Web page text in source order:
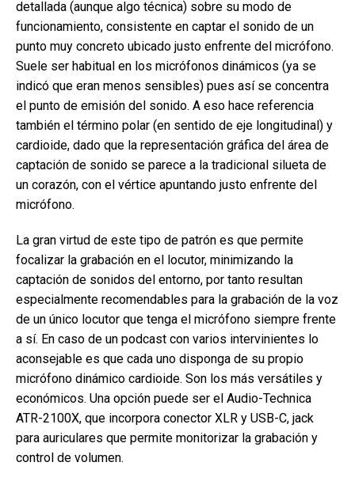
detallada (aunque algo técnica) sobre su modo de
funcionamiento, consistente en captar el sonido de un
punto muy concreto ubicado justo enfrente del micrófono.
Suele ser habitual en los micrófonos dinámicos (ya se
indicó que eran menos sensibles) pues así se concentra
el punto de emisión del sonido. A eso hace referencia
también el término polar (en sentido de eje longitudinal) y
cardioide, dado que la representación gráfica del área de
captación de sonido se parece a la tradicional silueta de
un corazón, con el vértice apuntando justo enfrente del
micrófono.
La gran virtud de este tipo de patrón es que permite
focalizar la grabación en el locutor, minimizando la
captación de sonidos del entorno, por tanto resultan
especialmente recomendables para la grabación de la voz
de un único locutor que tenga el micrófono siempre frente
a sí. En caso de un podcast con varios intervinientes lo
aconsejable es que cada uno disponga de su propio
micrófono dinámico cardioide. Son los más versátiles y
económicos. Una opción puede ser el Audio-Technica
ATR-2100X, que incorpora conector XLR y USB-C, jack
para auriculares que permite monitorizar la grabación y
control de volumen.